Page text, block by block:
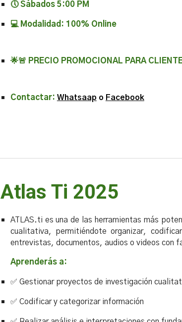
🕔 Sábados 5:00 PM
💻 Modalidad: 100% Online
🌟🚨 PRECIO PROMOCIONAL PARA
Contactar: Whatsaap o Facebook
Atlas Ti 2025
ATLAS.ti es una de las herramientas más
cualitativa, permitiéndote organizar,
entrevistas, documentos, audios o videos con
Aprenderás a:
✅ Gestionar proyectos de investigación
✅ Codificar y categorizar información